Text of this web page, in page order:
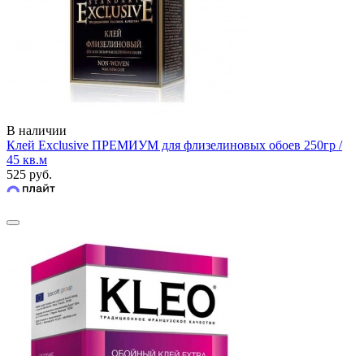
В наличии
Клей Exclusive ПРЕМИУМ для флизелиновых обоев 250гр /
45 кв.м
525 руб.